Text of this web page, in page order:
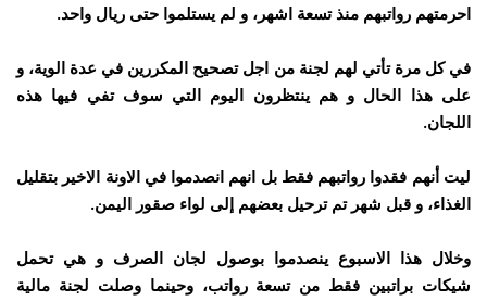
احرمتهم رواتبهم منذ تسعة اشهر، و لم يستلموا حتى ريال واحد.
في كل مرة تأتي لهم لجنة من اجل تصحيح المكررين في عدة الوية، و
على هذا الحال و هم ينتظرون اليوم التي سوف تفي فيها هذه
اللجان.
ليت أنهم فقدوا رواتبهم فقط بل انهم انصدموا في الاونة الاخير بتقليل
الغذاء، و قبل شهر تم ترحيل بعضهم إلى لواء صقور اليمن.
وخلال هذا الاسبوع ينصدموا بوصول لجان الصرف و هي تحمل
شيكات براتبين فقط من تسعة رواتب، وحينما وصلت لجنة مالية